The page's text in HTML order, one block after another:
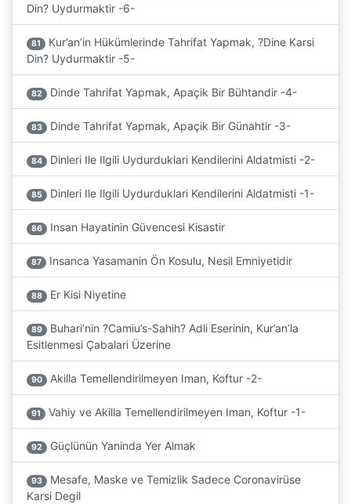
Din? Uydurmaktir -6-
81
Kur’an’in Hükümlerinde Tahrifat Yapmak, ?Dine Karsi
Din? Uydurmaktir -5-
82 Dinde Tahrifat Yapmak, Apaçik Bir Bühtandir -4-
83 Dinde Tahrifat Yapmak, Apaçik Bir Günahtir -3-
84 Dinleri Ile Ilgili Uydurduklari Kendilerini Aldatmisti -2-
85 Dinleri Ile Ilgili Uydurduklari Kendilerini Aldatmisti -1-
86 Insan Hayatinin Güvencesi Kisastir
87 Insanca Yasamanin Ön Kosulu, Nesil Emniyetidir
88 Er Kisi Niyetine
89
Buhari’nin ?Camiu’s-Sahih? Adli Eserinin, Kur’an’la
Esitlenmesi Çabalari Üzerine
90 Akilla Temellendirilmeyen Iman, Koftur -2-
91 Vahiy ve Akilla Temellendirilmeyen Iman, Koftur -1-
92 Güçlünün Yaninda Yer Almak
93
Mesafe, Maske ve Temizlik Sadece Coronavirüse
Karsi Degil